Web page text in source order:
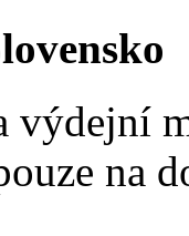
výdejní
na